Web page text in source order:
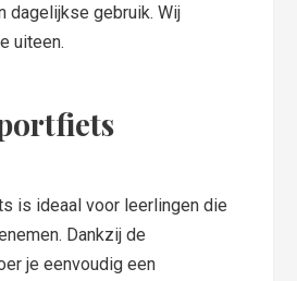
dagelijkse gebruik. Wij
uiteen.
is ideaal voor leerlingen die
Dankzij de
je eenvoudig een